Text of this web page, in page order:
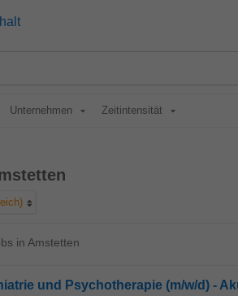
Unternehmen Zeitintensität
in Amstetten
und Psychotherapie (m/w/d) -